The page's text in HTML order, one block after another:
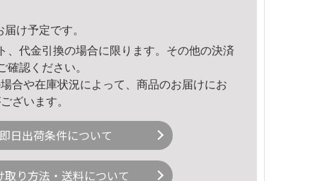
け予定です。
、代金引換の場合に限ります。その他の決済
確認ください。
合や在庫状況によって、商品のお届けにお
ざいます。
即日出荷条件について
取り方法・送料について